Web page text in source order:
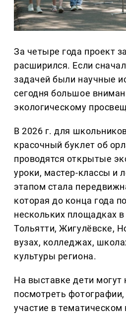
За четыре года проект
расширился. Если
задачей были научные
сегодня большое
экологическому
В 2026 г. для
красочный буклет об
проводятся открытые
уроки, мастер-классы и
этапом стала
которая до конца года
нескольких площадках
Тольятти, Жигулёвске,
вузах, колледжах,
культуры региона.
На выставке дети могут
посмотреть фотографии,
участие в тематическом